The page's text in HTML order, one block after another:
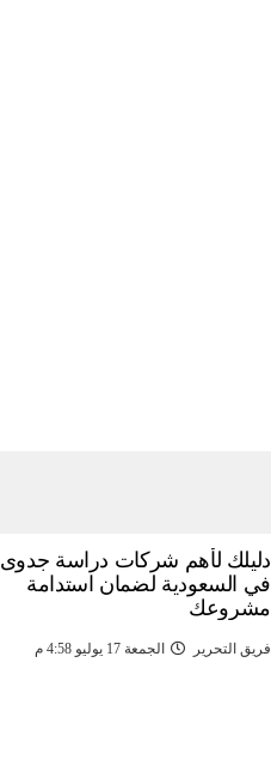
دليلك لأهم شركات دراسة جدوى
في السعودية لضمان استدامة
مشروعك
فريق التحرير الجمعة 17 يوليو 4:58 م